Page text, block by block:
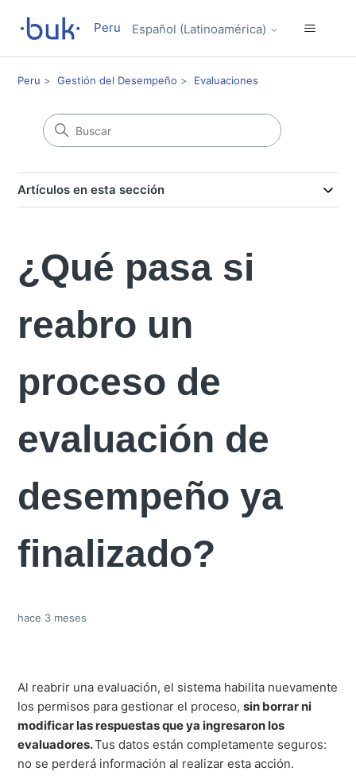
Peru Español (Latinoamérica)
Peru Gestión del Desempeño Evaluaciones
Artículos en esta sección
¿Qué pasa si
reabro un
proceso de
evaluación de
desempeño ya
finalizado?
hace 3 meses
Al reabrir una evaluación, el sistema habilita nuevamente
los permisos para gestionar el proceso,sin borrar ni
modificar las respuestas que ya ingresaron los
evaluadores.Tus datos están completamente seguros:
no se perderá información al realizar esta acción.